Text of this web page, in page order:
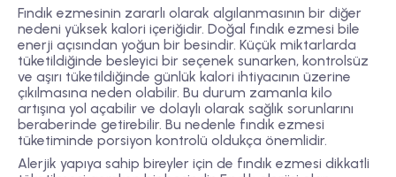
Fındık ezmesinin zararlı olarak algılanmasının bir diğer
nedeni yüksek kalori içeriğidir. Doğal fındık ezmesi bile
enerji açısından yoğun bir besindir. Küçük miktarlarda
tüketildiğinde besleyici bir seçenek sunarken, kontrolsüz
ve aşırı tüketildiğinde günlük kalori ihtiyacının üzerine
çıkılmasına neden olabilir. Bu durum zamanla kilo
artışına yol açabilir ve dolaylı olarak sağlık sorunlarını
beraberinde getirebilir. Bu nedenle fındık ezmesi
tüketiminde porsiyon kontrolü oldukça önemlidir.
Alerjik yapıya sahip bireyler için de fındık ezmesi dikkatli